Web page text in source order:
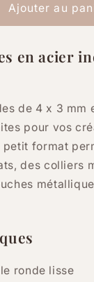
inoxydable
Ajouter au
en acier
de 4 x 3 mm
pour vos
petit format
des colliers
ronde lisse